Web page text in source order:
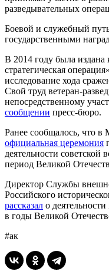
разведывательных
Боевой и служебный
государственными
В 2014 году была издана
стратегическая
исследование хода
Свой труд ветеран-
непосредственному
сообщении пресс-бюро.
Ранее сообщалось, что в
официальная церемония
деятельности советской
период Великой
Директор Службы
Российского
рассказал о
в годы Великой
#ак